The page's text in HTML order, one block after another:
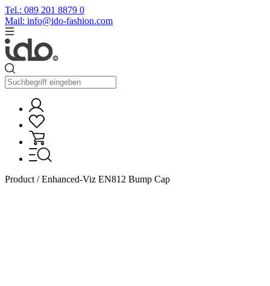
Tel.: 089 201 8879 0
Mail: info@ido-fashion.com
Product / Enhanced-Viz EN812 Bump Cap